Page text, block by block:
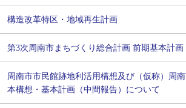
構造改革特区・地域再生計画
第3次周南市まちづくり総合計画 前期基本計画
周南市市民館跡地利活用構想及び（仮称）周
本構想・基本計画（中間報告）について